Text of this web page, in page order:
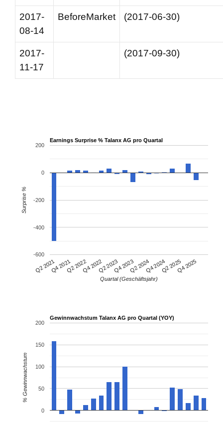
2017-
08-14
BeforeMarket (2017-06-30)
2017-
11-17
(2017-09-30)
Earnings Surprise % Talanx AG pro Quartal
Q2 2021Q4 2021Q2 2022Q4 2022Q2 2023Q4 2023Q2 2024Q4 2024Q2 2025Q4 2025
-600
-400
-200
0
200
Quartal (Geschäftsjahr)
Surprise %
Gewinnwachstum Talanx AG pro Quartal (YOY)
0
50
100
150
200
% Gewinnwachstum